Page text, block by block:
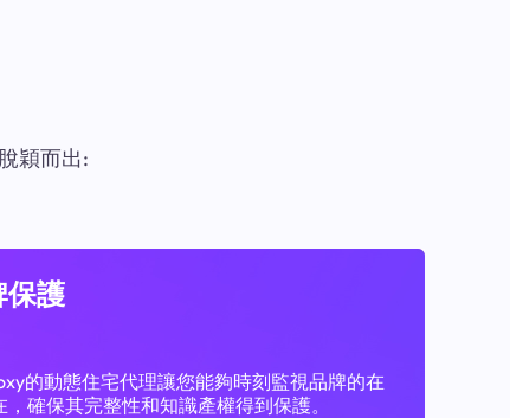
穎而出:
保護
的動態住宅代理讓您能夠時刻監視品牌的在
，確保其完整性和知識產權得到保護。